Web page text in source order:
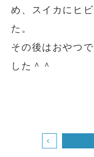
め、スイカにヒ
た。
その後はおやつ
した＾＾